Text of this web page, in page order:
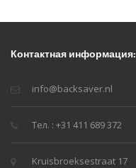
Контактная информация:
info@backsaver.nl
Тел. : +31 411 689 372
Kruisbroeksestraat 17